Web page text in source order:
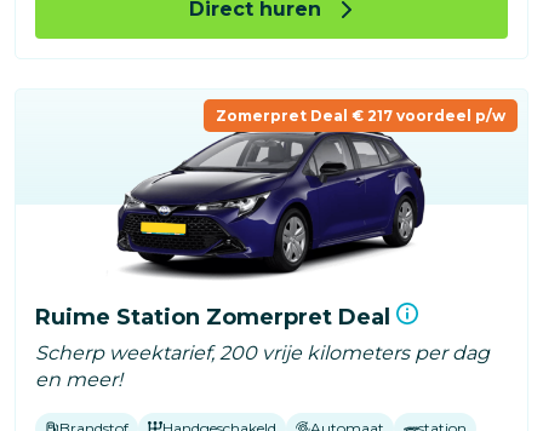
Direct huren
Zomerpret Deal € 217 voordeel p/w
Ruime Station Zomerpret Deal
Scherp weektarief, 200 vrije kilometers per dag
en meer!